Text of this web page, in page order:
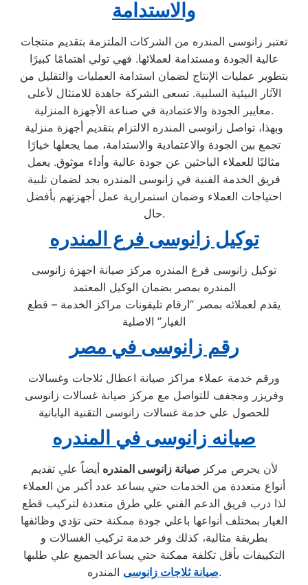
والاستدامة
تعتبر زانوسى المندره من الشركات الملتزمة بتقديم منتجات
عالية الجودة ومستدامة لعملائها. فهي تولي اهتمامًا كبيرًا
بتطوير عمليات الإنتاج لضمان استدامة العمليات والتقليل من
الآثار البيئية السلبية. تسعى الشركة جاهدة للامتثال لأعلى
معايير الجودة والاعتمادية في صناعة الأجهزة المنزلية.
وبهذا، تواصل زانوسى المندره الالتزام بتقديم أجهزة منزلية
تجمع بين الجودة والاعتمادية والاستدامة، مما يجعلها خيارًا
مثاليًا للعملاء الباحثين عن جودة عالية وأداء موثوق. يعمل
فريق الخدمة الفنية في زانوسى المندره بجد لضمان تلبية
احتياجات العملاء وضمان استمرارية عمل أجهزتهم بأفضل
حال.
توكيل زانوسى فرع المندره
توكيل زانوسى فرع المندره مركز صيانة اجهزة زانوسى
المندره بمصر بضمان الوكيل المعتمد
يقدم لعملائه بمصر “ارقام تليفونات مراكز الخدمة – قطع
الغيار” الاصلية
رقم زانوسى في مصر
ورقم خدمة عملاء مراكز صيانة اعطال ثلاجات وغسالات
وفريزر ومجفف للتواصل مع مركز صيانة غسالات زانوسى
للحصول علي خدمة غسالات زانوسى التقنية اليابانية
صيانه زانوسى في المندره
لأن يحرص مركز صيانة زانوسى المندره أيضاً علي تقديم
أنواع متعددة من الخدمات حتي يساعد عدد أكبر من العملاء
لذا درب فريق الدعم الفني علي طرق متعددة لتركيب قطع
الغيار بمختلف أنواعها باعلي جودة ممكنة حتى تؤدي وظائفها
بطريقة مثالية، كذلك وفر خدمة تركيب الغسالات و
التكييفات بأقل تكلفة ممكنة حتي يساعد الجميع علي طلبها
صيانة ثلاجات زانوسىالمندره.